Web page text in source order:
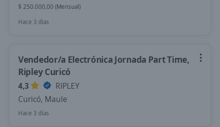
$ 250.000,00 (Mensual)
Hace 3 días
Vendedor/a Electrónica Jornada Part Time,
Ripley Curicó
4,3
RIPLEY
Curicó, Maule
Hace 3 días